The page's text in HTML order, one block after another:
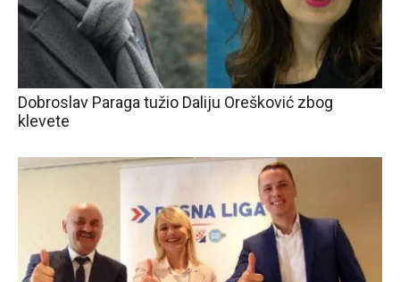
Dobroslav Paraga tužio Daliju Orešković zbog
klevete